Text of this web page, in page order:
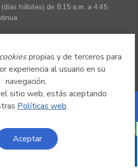
cookiespropias y de terceros para
experiencia al usuario en su
navegación.
sitio web, estás aceptando
Políticas web.
Aceptar
hábiles) de 8:15 a.m. a 4:45
Powered by Nexura